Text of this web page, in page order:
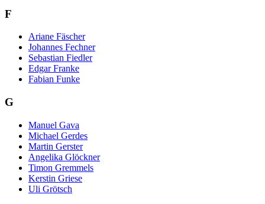
F
Ariane Fäscher
Johannes Fechner
Sebastian Fiedler
Edgar Franke
Fabian Funke
G
Manuel Gava
Michael Gerdes
Martin Gerster
Angelika Glöckner
Timon Gremmels
Kerstin Griese
Uli Grötsch